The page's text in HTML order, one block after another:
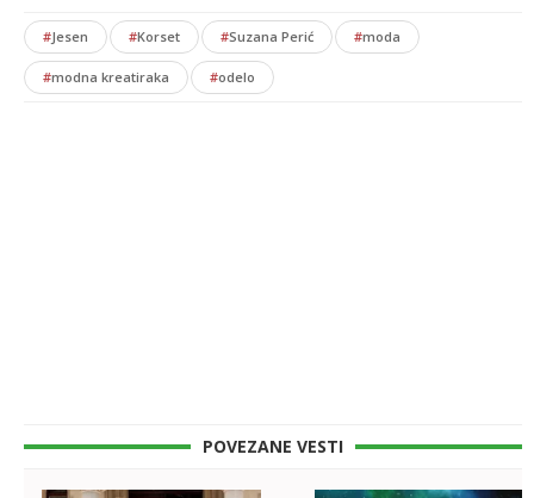
#Jesen #Korset #Suzana Perić #moda
#modna kreatiraka #odelo
POVEZANE VESTI